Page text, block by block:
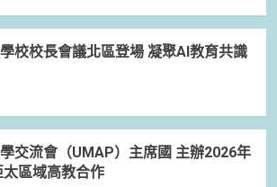
校校長會議北區登場 凝聚AI教育共識
交流會（UMAP）主席國 主辦2026年
區域高教合作